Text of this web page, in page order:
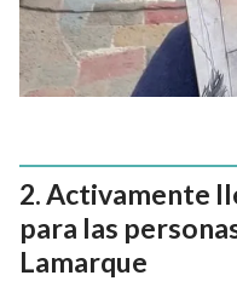
Activamente
para las
Lamarque